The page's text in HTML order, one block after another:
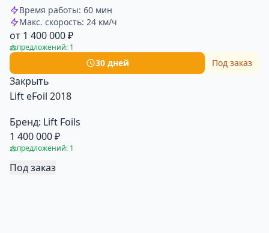
Время работы: 60 мин
Макс. скорость: 24 км/ч
от 1 400 000 ₽
предложений: 1
30 дней Под заказ
Закрыть
Lift eFoil 2018
Бренд: Lift Foils
1 400 000 ₽
предложений: 1
Под заказ